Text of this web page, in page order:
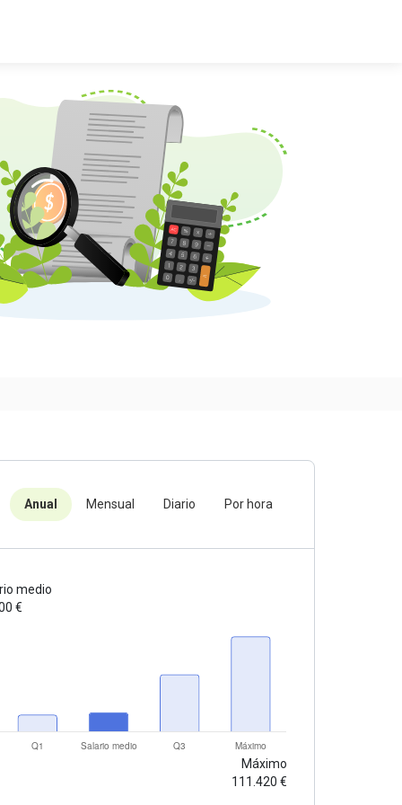
Anual Mensual Diario Por hora
medio
€
Máximo
111.420 €